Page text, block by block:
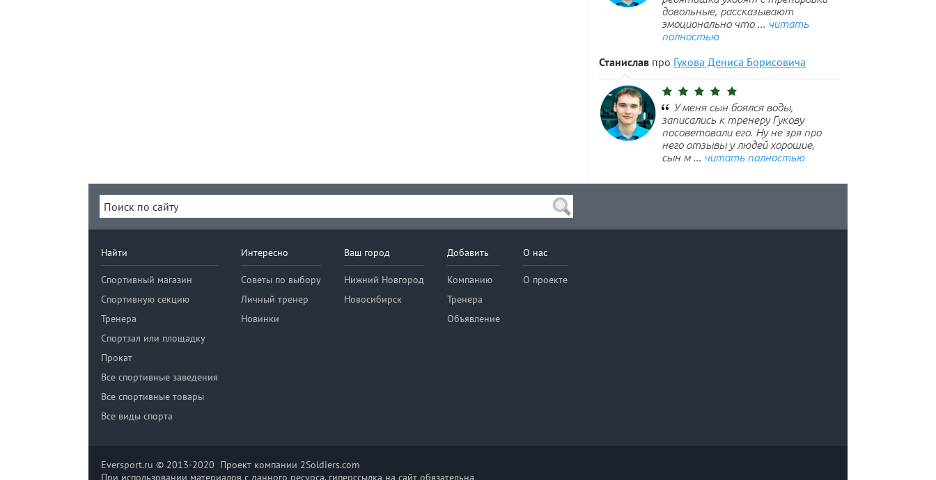
довольные, рассказывают
эмоционально что ... читать
полностью
Станислав про Гукова Дениса Борисовича
У меня сын боялся воды,
записались к тренеру Гукову
посоветовали его. Ну не зря про
него отзывы у людей хорошие,
сын м ... читать полностью
Найти
Спортивный магазин
Спортивную секцию
Тренера
Спортзал или площадку
Прокат
Все спортивные заведения
Все спортивные товары
Все виды спорта
Интересно
Советы по выбору
Личный тренер
Новинки
Ваш город
Нижний Новгород
Новосибирск
Добавить
Компанию
Тренера
Объявление
О нас
О проекте
Eversport.ru © 2013-2020 Проект компании 2Soldiers.com
При использовании материалов с данного ресурса, гиперссылка на сайт обязательна